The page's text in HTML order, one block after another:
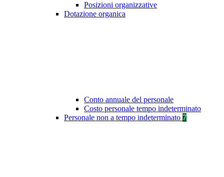
Posizioni organizzative
Dotazione organica
Conto annuale del personale
Costo personale tempo indeterminato
Personale non a tempo indeterminato 7